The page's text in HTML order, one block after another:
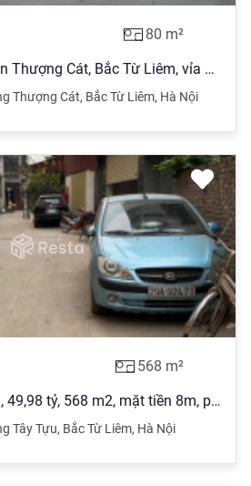
80 m²
Đất phân lô giãn dân Thượng Cát, Bắc Từ Liêm, vỉa hè, ô tô, chỉ 9.5 tỷ
Thượng Cát, Bắc Từ Liêm, Hà Nội
568 m²
Bán đất tại Tây Tựu, 49,98 tỷ, 568 m2, mặt tiền 8m, pháp lý đầy đủ
Tây Tựu, Bắc Từ Liêm, Hà Nội